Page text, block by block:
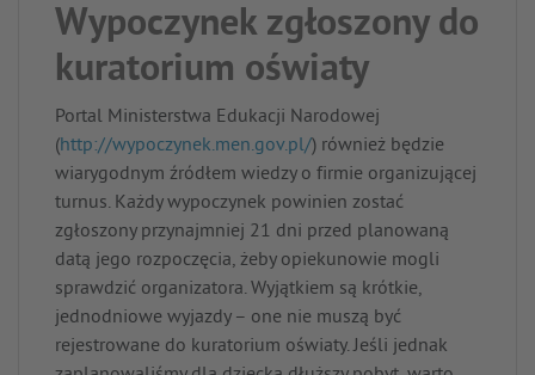
Wypoczynek zgłoszony do
kuratorium oświaty
Portal Ministerstwa Edukacji Narodowej
(http://wypoczynek.men.gov.pl/) również będzie
wiarygodnym źródłem wiedzy o firmie organizującej
turnus. Każdy wypoczynek powinien zostać
zgłoszony przynajmniej 21 dni przed planowaną
datą jego rozpoczęcia, żeby opiekunowie mogli
sprawdzić organizatora. Wyjątkiem są krótkie,
jednodniowe wyjazdy – one nie muszą być
rejestrowane do kuratorium oświaty. Jeśli jednak